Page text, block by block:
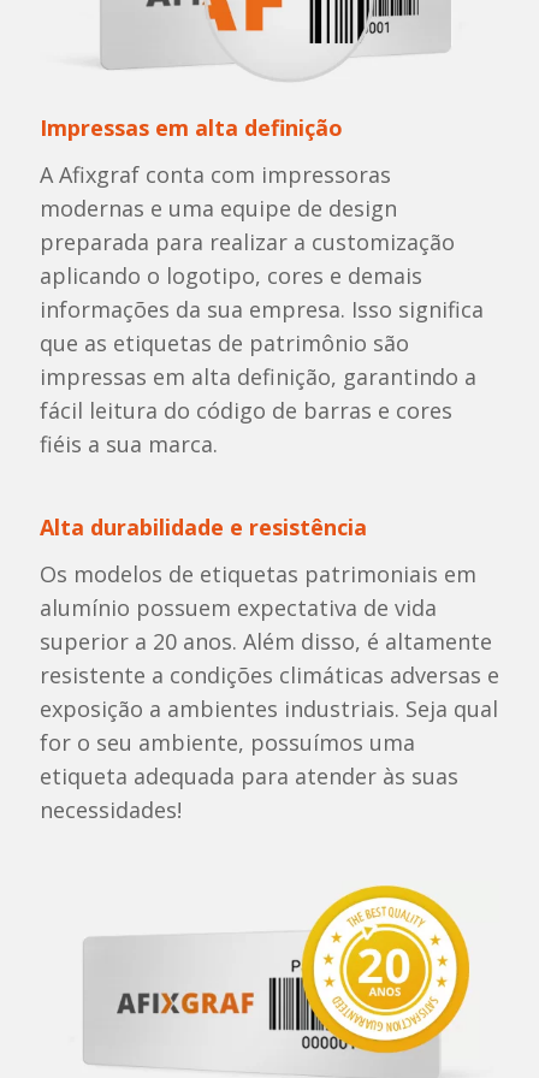
Impressas em alta definição
A Afixgraf conta com impressoras
modernas e uma equipe de design
preparada para realizar a customização
aplicando o logotipo, cores e demais
informações da sua empresa. Isso significa
que as etiquetas de patrimônio são
impressas em alta definição, garantindo a
fácil leitura do código de barras e cores
fiéis a sua marca.
Alta durabilidade e resistência
Os modelos de etiquetas patrimoniais em
alumínio possuem expectativa de vida
superior a 20 anos. Além disso, é altamente
resistente a condições climáticas adversas e
exposição a ambientes industriais. Seja qual
for o seu ambiente, possuímos uma
etiqueta adequada para atender às suas
necessidades!